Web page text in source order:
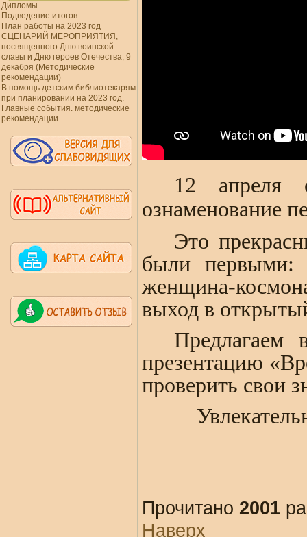
Дипломы
Подведение итогов
План работы на 2023 год
СЦЕНАРИЙ МЕРОПРИЯТИЯ,
посвященного Дню воинской
славы и Дню героев Отечества, 9
декабря (Методические
рекомендации)
В помощь детским библиотекарям
при планировании на 2023 год.
Главные события. методические
рекомендации
12 апреля
ознаменование
Это
были первыми:
женщина-
выход в
Предлагаем
презентацию
проверить свои
Прочитано 2001
Наверх